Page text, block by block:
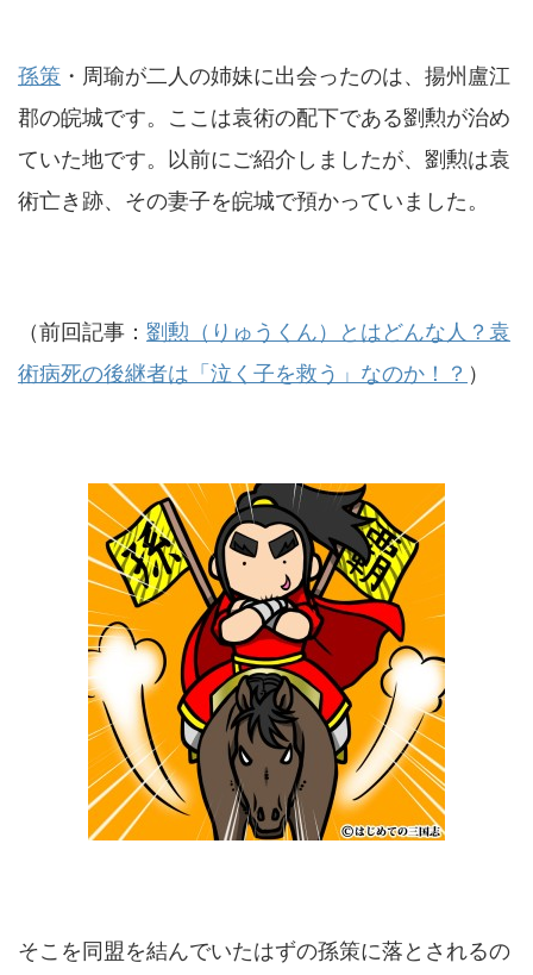
孫策 ・周瑜が二人の姉妹に出会ったのは、揚州盧江
郡の皖城です。ここは袁術の配下である劉勲が治め
ていた地です。以前にご紹介しましたが、劉勲は袁
術亡き跡、その妻子を皖城で預かっていました。
（前回記事： 劉勲（りゅうくん）とはどんな人？袁
術病死の後継者は「泣く子を救う」なのか！？ ）
そこを同盟を結んでいたはずの孫策に落とされるの